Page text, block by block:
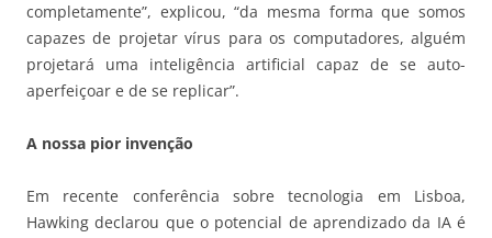
completamente”, explicou, “da mesma forma que somos
capazes de projetar vírus para os computadores, alguém
projetará uma inteligência artificial capaz de se auto-
aperfeiçoar e de se replicar”.
A nossa pior invenção
Em recente conferência sobre tecnologia em Lisboa,
Hawking declarou que o potencial de aprendizado da IA é